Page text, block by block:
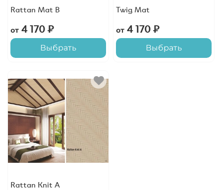
Rattan Mat B
от4 170 ₽
Выбрать
Twig Mat
от4 170 ₽
Выбрать
Rattan Knit A